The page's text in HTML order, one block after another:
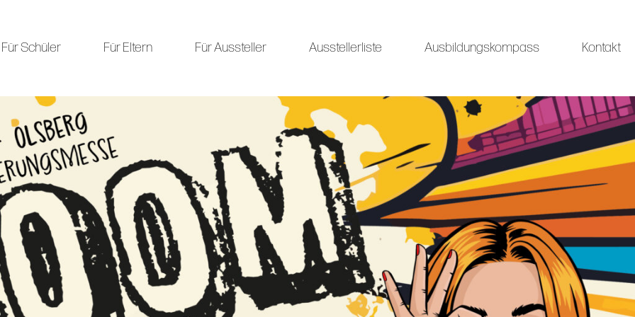
Für Schüler Für Eltern Für Aussteller Ausstellerliste Ausbildungskompass Kontakt